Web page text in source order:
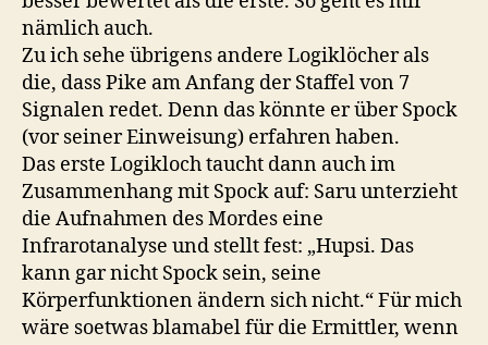
nämlich auch.
Zu ich sehe übrigens andere Logiklöcher als
die, dass Pike am Anfang der Staffel von 7
Signalen redet. Denn das könnte er über Spock
(vor seiner Einweisung) erfahren haben.
Das erste Logikloch taucht dann auch im
Zusammenhang mit Spock auf: Saru unterzieht
die Aufnahmen des Mordes eine
Infrarotanalyse und stellt fest: „Hupsi. Das
kann gar nicht Spock sein, seine
Körperfunktionen ändern sich nicht.“ Für mich
wäre soetwas blamabel für die Ermittler, wenn